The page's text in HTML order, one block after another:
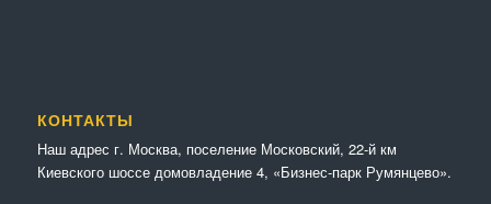
КОНТАКТЫ
Наш адрес г. Москва, поселение Московский, 22-й км
Киевского шоссе домовладение 4, «Бизнес-парк Румянцево».